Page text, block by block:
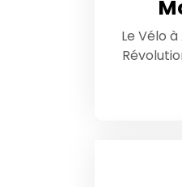
Le Vélo